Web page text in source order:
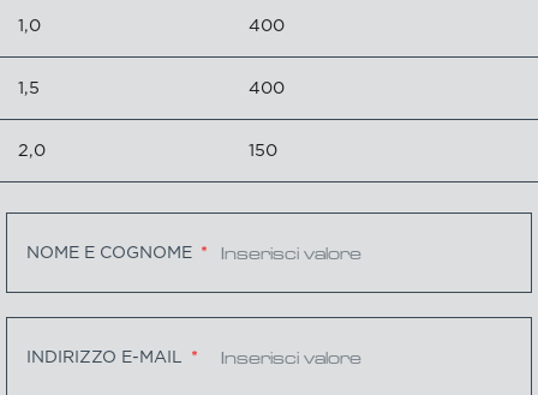
1,0 400
1,5 400
2,0 150
NOME E COGNOME
INDIRIZZO E-MAIL